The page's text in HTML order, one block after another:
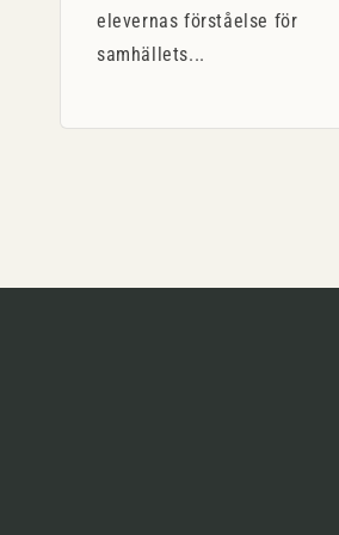
elevernas förståelse för
samhällets...